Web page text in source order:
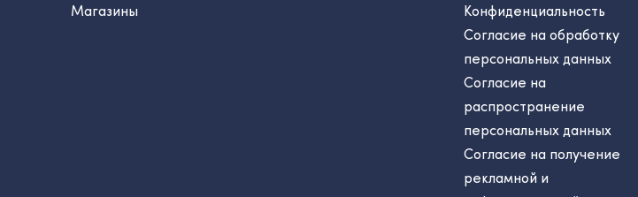
Магазины
Конфиденциальность
Согласие на обработку
персональных данных
Согласие на
распространение
персональных данных
Согласие на получение
рекламной и